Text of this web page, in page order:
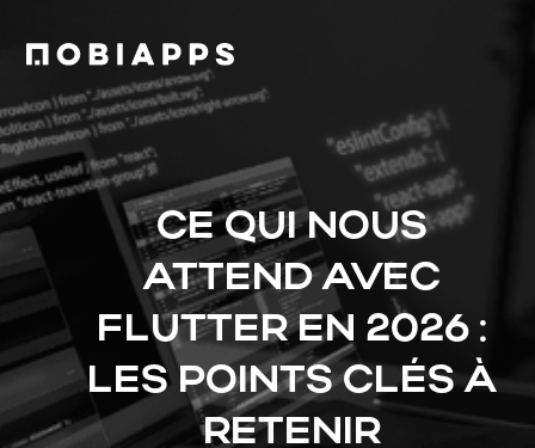
CE QUI NOUS
ATTEND AVEC
FLUTTER EN 2026 :
LES POINTS CLÉS À
RETENIR